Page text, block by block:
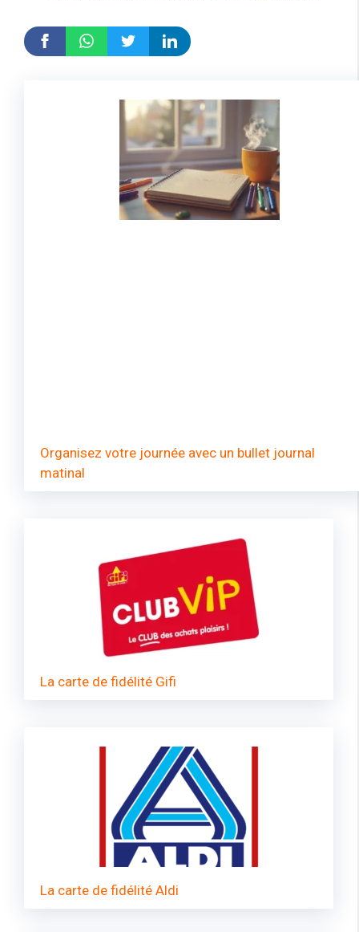
Organisez votre journée avec un bullet journal
matinal
La carte de fidélité Gifi
La carte de fidélité Aldi